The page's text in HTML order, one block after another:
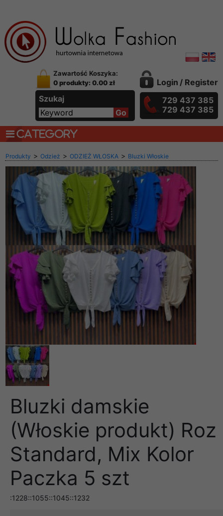
Zawartość Koszyka:
0 produkty: 0.00 zł
Szukaj
Login / Register
729 437 385
729 437 385
CATEGORY
Produkty > Odzież > ODZIEŻ WŁOSKA > Bluzki Włoskie
Bluzki damskie
(Włoskie produkt) Roz
Standard, Mix Kolor
Paczka 5 szt
:1228::1055::1045::1232